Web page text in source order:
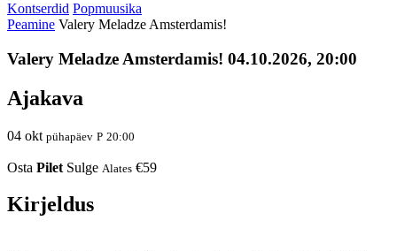
Kontserdid Popmuusika
Peamine Valery Meladze Amsterdamis!
Valery Meladze Amsterdamis! 04.10.2026, 20:00
Ajakava
04 okt pühapäev P 20:00
Osta Pilet Sulge Alates €59
Kirjeldus